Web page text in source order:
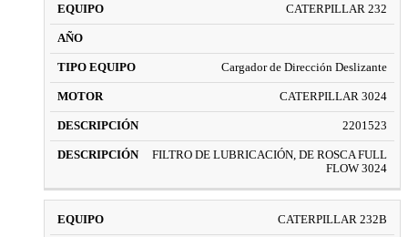
CATERPILLAR 232
Cargador de Dirección Deslizante
CATERPILLAR 3024
2201523
FILTRO DE LUBRICACIÓN, DE ROSCA FULL
FLOW 3024
CATERPILLAR 232B